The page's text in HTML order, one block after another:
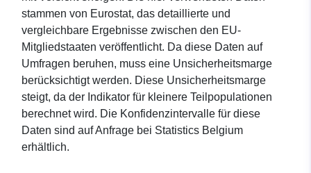
stammen von Eurostat, das detaillierte und
vergleichbare Ergebnisse zwischen den EU-
Mitgliedstaaten veröffentlicht. Da diese Daten auf
Umfragen beruhen, muss eine Unsicherheitsmarge
berücksichtigt werden. Diese Unsicherheitsmarge
steigt, da der Indikator für kleinere Teilpopulationen
berechnet wird. Die Konfidenzintervalle für diese
Daten sind auf Anfrage bei Statistics Belgium
erhältlich.